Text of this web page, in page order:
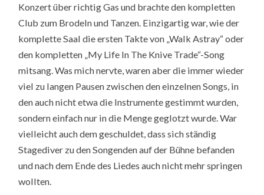
Konzert über richtig Gas und brachte den kompletten
Club zum Brodeln und Tanzen. Einzigartig war, wie der
komplette Saal die ersten Takte von „Walk Astray“ oder
den kompletten „My Life In The Knive Trade“-Song
mitsang. Was mich nervte, waren aber die immer wieder
viel zu langen Pausen zwischen den einzelnen Songs, in
den auch nicht etwa die Instrumente gestimmt wurden,
sondern einfach nur in die Menge geglotzt wurde. War
vielleicht auch dem geschuldet, dass sich ständig
Stagediver zu den Songenden auf der Bühne befanden
und nach dem Ende des Liedes auch nicht mehr springen
wollten.